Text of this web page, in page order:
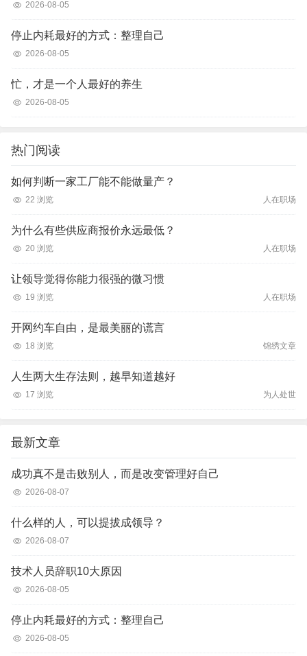
2026-08-05
停止内耗最好的方式：整理自己
2026-08-05
忙，才是一个人最好的养生
2026-08-05
热门阅读
如何判断一家工厂能不能做量产？
22 浏览 人在职场
为什么有些供应商报价永远最低？
20 浏览 人在职场
让领导觉得你能力很强的微习惯
19 浏览 人在职场
开网约车自由，是最美丽的谎言
18 浏览 锦绣文章
人生两大生存法则，越早知道越好
17 浏览 为人处世
最新文章
成功真不是击败别人，而是改变管理好自己
2026-08-07
什么样的人，可以提拔成领导？
2026-08-07
技术人员辞职10大原因
2026-08-05
停止内耗最好的方式：整理自己
2026-08-05